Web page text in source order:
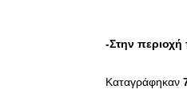
-Στην περιοχή
Καταγράφηκαν